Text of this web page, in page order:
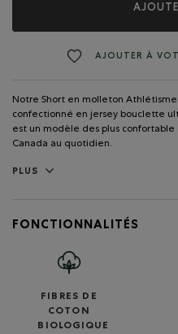
AJOUTER À
Notre Short en molleton
confectionné en jersey bouclette
est un modèle des plus confortable
Canada au quotidien.
PLUS
FONCTIONNALITÉS
FIBRES DE
COTON
BIOLOGIQUE